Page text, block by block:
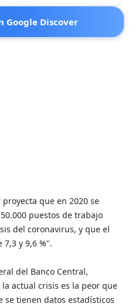
Google Discover
que en 2020 se
puestos de trabajo
del coronavirus, y que el
7,3 y 9,6 %".
del Banco Central,
actual crisis es la peor que
se tienen datos estadísticos